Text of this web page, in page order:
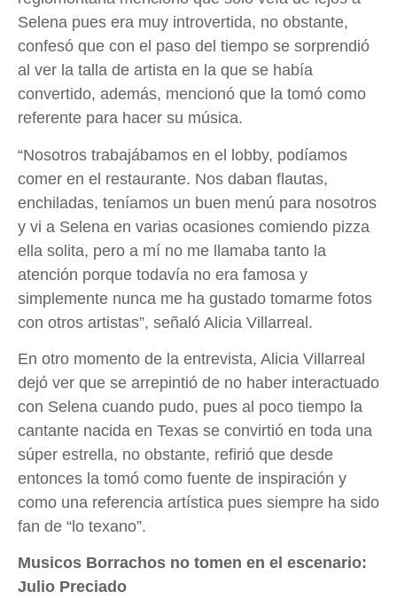
Selena pues era muy introvertida, no obstante,
confesó que con el paso del tiempo se sorprendió
al ver la talla de artista en la que se había
convertido, además, mencionó que la tomó como
referente para hacer su música.
“Nosotros trabajábamos en el lobby, podíamos
comer en el restaurante. Nos daban flautas,
enchiladas, teníamos un buen menú para nosotros
y vi a Selena en varias ocasiones comiendo pizza
ella solita, pero a mí no me llamaba tanto la
atención porque todavía no era famosa y
simplemente nunca me ha gustado tomarme fotos
con otros artistas”, señaló Alicia Villarreal.
En otro momento de la entrevista, Alicia Villarreal
dejó ver que se arrepintió de no haber interactuado
con Selena cuando pudo, pues al poco tiempo la
cantante nacida en Texas se convirtió en toda una
súper estrella, no obstante, refirió que desde
entonces la tomó como fuente de inspiración y
como una referencia artística pues siempre ha sido
fan de “lo texano”.
Musicos Borrachos no tomen en el escenario:
Julio Preciado